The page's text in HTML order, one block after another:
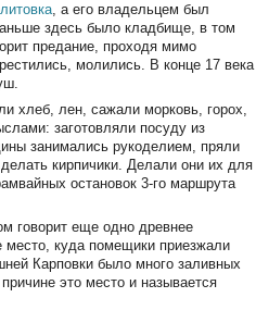
, а его владельцем был
здесь было кладбище, в том
предание, проходя мимо
молились. В конце 17 века
хлеб, лен, сажали морковь, горох,
заготовляли посуду из
занимались рукоделием, пряли
кирпичики. Делали они их для
остановок 3-го маршрута
говорит еще одно древнее
место, куда помещики приезжали
Карповки было много заливных
это место и называется